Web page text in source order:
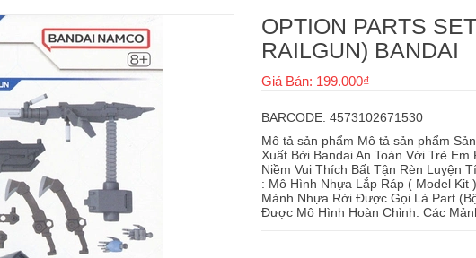
OPTION PARTS
RAILGUN) BANDAI
Giá Bán: 199.000₫
BARCODE: 4573102671530
Mô tả sản phẩm Mô tả sản phẩm
Xuất Bởi Bandai An Toàn Với Trẻ
Niềm Vui Thích Bất Tận Rèn Luyện
: Mô Hình Nhựa Lắp Ráp ( Model Kit
Mảnh Nhựa Rời Được Gọi Là Part
Được Mô Hình Hoàn Chỉnh. Các